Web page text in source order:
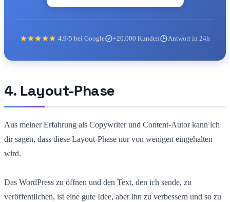
4.9/5 bei Google +20.000 Kunden Antwort in 24h
4. Layout-Phase
Aus meiner Erfahrung als Copywriter und Content-Autor kann ich
dir sagen, dass diese Layout-Phase nur von wenigen eingehalten
wird.
Das WordPress zu öffnen und den Text, den ich sende, zu
veröffentlichen, ist eine gute Idee, aber ihn zu verbessern und so zu